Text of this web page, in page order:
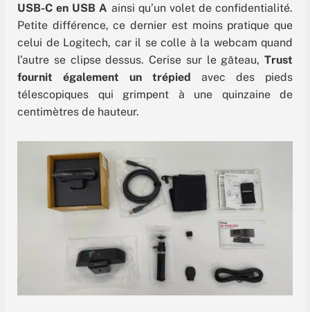
USB-C en USB A ainsi qu’un volet de confidentialité.
Petite différence, ce dernier est moins pratique que
celui de Logitech, car il se colle à la webcam quand
l’autre se clipse dessus. Cerise sur le gâteau, Trust
fournit également un trépied avec des pieds
télescopiques qui grimpent à une quinzaine de
centimètres de hauteur.